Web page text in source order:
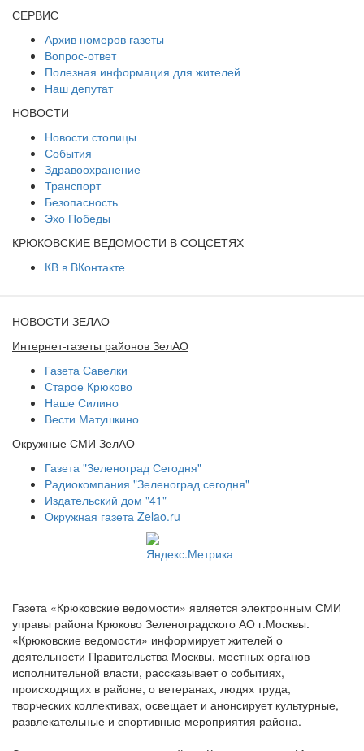
СЕРВИС
Архив номеров газеты
Вопрос-ответ
Полезная информация для жителей
Наш депутат
НОВОСТИ
Новости столицы
События
Здравоохранение
Транспорт
Безопасность
Эхо Победы
КРЮКОВСКИЕ ВЕДОМОСТИ В СОЦСЕТЯХ
КВ в ВКонтакте
НОВОСТИ ЗЕЛАО
Интернет-газеты районов ЗелАО
Газета Савелки
Старое Крюково
Наше Силино
Вести Матушкино
Окружные СМИ ЗелАО
Газета "Зеленоград Сегодня"
Радиокомпания "Зеленоград сегодня"
Издательский дом "41"
Окружная газета Zelao.ru
Газета «Крюковские ведомости» является электронным СМИ
управы района Крюково Зеленоградского АО г.Москвы.
«Крюковские ведомости» информирует жителей о
деятельности Правительства Москвы, местных органов
исполнительной власти, рассказывает о событиях,
происходящих в районе, о ветеранах, людях труда,
творческих коллективах, освещает и анонсирует культурные,
развлекательные и спортивные мероприятия района.